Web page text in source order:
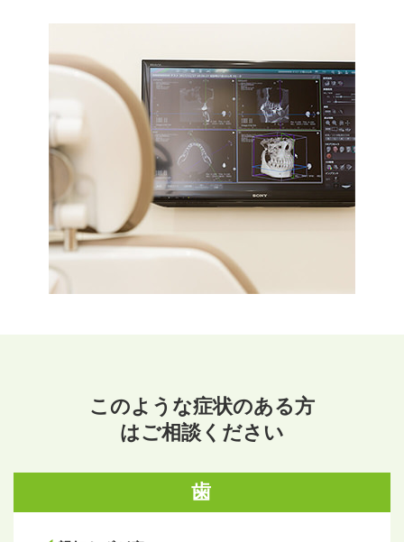
このような症状のある方
はご相談ください
歯